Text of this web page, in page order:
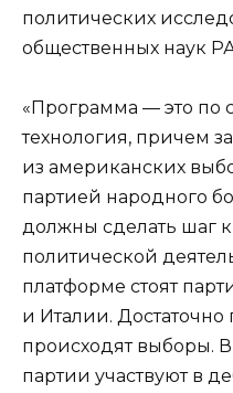
политических
общественных наук
«Программа — это по
технология, причем
из американских
партией народного
должны сделать шаг
политической
платформе стоят
и Италии. Достаточно
происходят выборы.
партии участвуют в